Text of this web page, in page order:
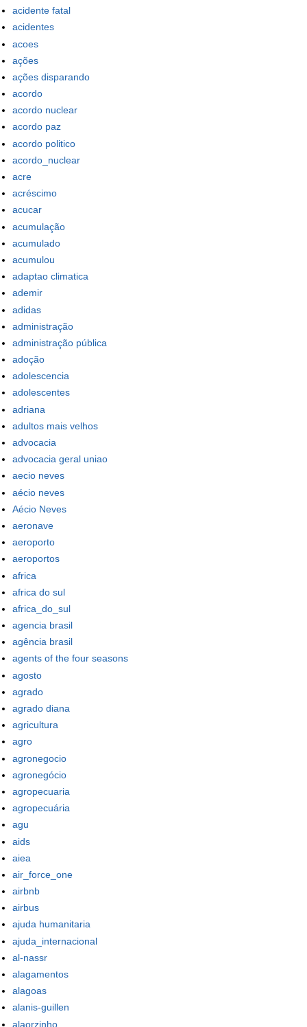
acidente fatal
acidentes
acoes
ações
ações disparando
acordo
acordo nuclear
acordo paz
acordo politico
acordo_nuclear
acre
acréscimo
acucar
acumulação
acumulado
acumulou
adaptao climatica
ademir
adidas
administração
administração pública
adoção
adolescencia
adolescentes
adriana
adultos mais velhos
advocacia
advocacia geral uniao
aecio neves
aécio neves
Aécio Neves
aeronave
aeroporto
aeroportos
africa
africa do sul
africa_do_sul
agencia brasil
agência brasil
agents of the four seasons
agosto
agrado
agrado diana
agricultura
agro
agronegocio
agronegócio
agropecuaria
agropecuária
agu
aids
aiea
air_force_one
airbnb
airbus
ajuda humanitaria
ajuda_internacional
al-nassr
alagamentos
alagoas
alanis-guillen
alaorzinho